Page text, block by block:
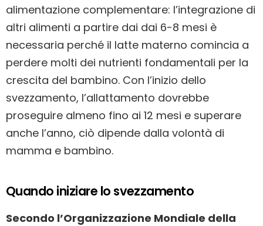
alimentazione complementare: l’integrazione di
altri alimenti a partire dai dai 6-8 mesi è
necessaria perché il latte materno comincia a
perdere molti dei nutrienti fondamentali per la
crescita del bambino. Con l’inizio dello
svezzamento, l’allattamento dovrebbe
proseguire almeno fino ai 12 mesi e superare
anche l’anno, ciò dipende dalla volontà di
mamma e bambino.
Quando iniziare lo svezzamento
Secondo l’Organizzazione Mondiale della